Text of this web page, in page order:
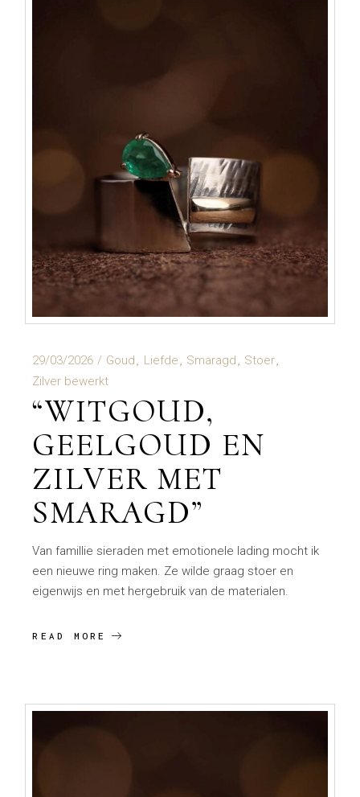
29/03/2026 Goud Liefde Smaragd
Stoer
Zilver bewerkt
“WITGOUD,
GEELGOUD EN
ZILVER MET
SMARAGD”
Van famillie sieraden met emotionele lading mocht ik
een nieuwe ring maken. Ze wilde graag stoer en
eigenwijs en met hergebruik van de materialen.
READ MORE